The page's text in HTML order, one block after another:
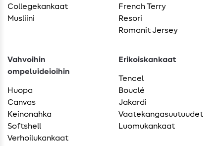
Collegekankaat
Musliini
French Terry
Resori
Romanit Jersey
Vahvoihin
ompeluideioihin
Huopa
Canvas
Keinonahka
Softshell
Verhoilukankaat
Erikoiskankaat
Tencel
Bouclé
Jakardi
Vaatekangasuutuudet
Luomukankaat